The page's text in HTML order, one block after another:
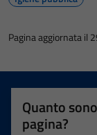
Pagina aggiornata il
Quanto
pagina?